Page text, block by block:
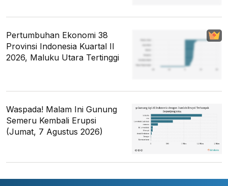
Pertumbuhan Ekonomi 38
Provinsi Indonesia Kuartal II
2026, Maluku Utara Tertinggi
Waspada! Malam Ini Gunung
Semeru Kembali Erupsi
(Jumat, 7 Agustus 2026)